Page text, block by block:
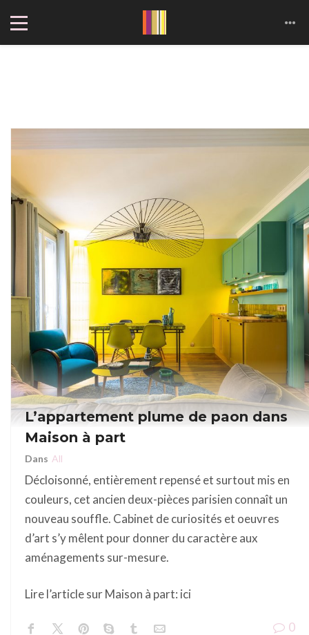
L’appartement plume de paon dans
Maison à part
Dans All
Décloisonné, entièrement repensé et surtout mis en
couleurs, cet ancien deux-pièces parisien connaît un
nouveau souffle. Cabinet de curiosités et oeuvres
d’art s’y mêlent pour donner du caractère aux
aménagements sur-mesure.
Lire l’article sur Maison à part: ici
0